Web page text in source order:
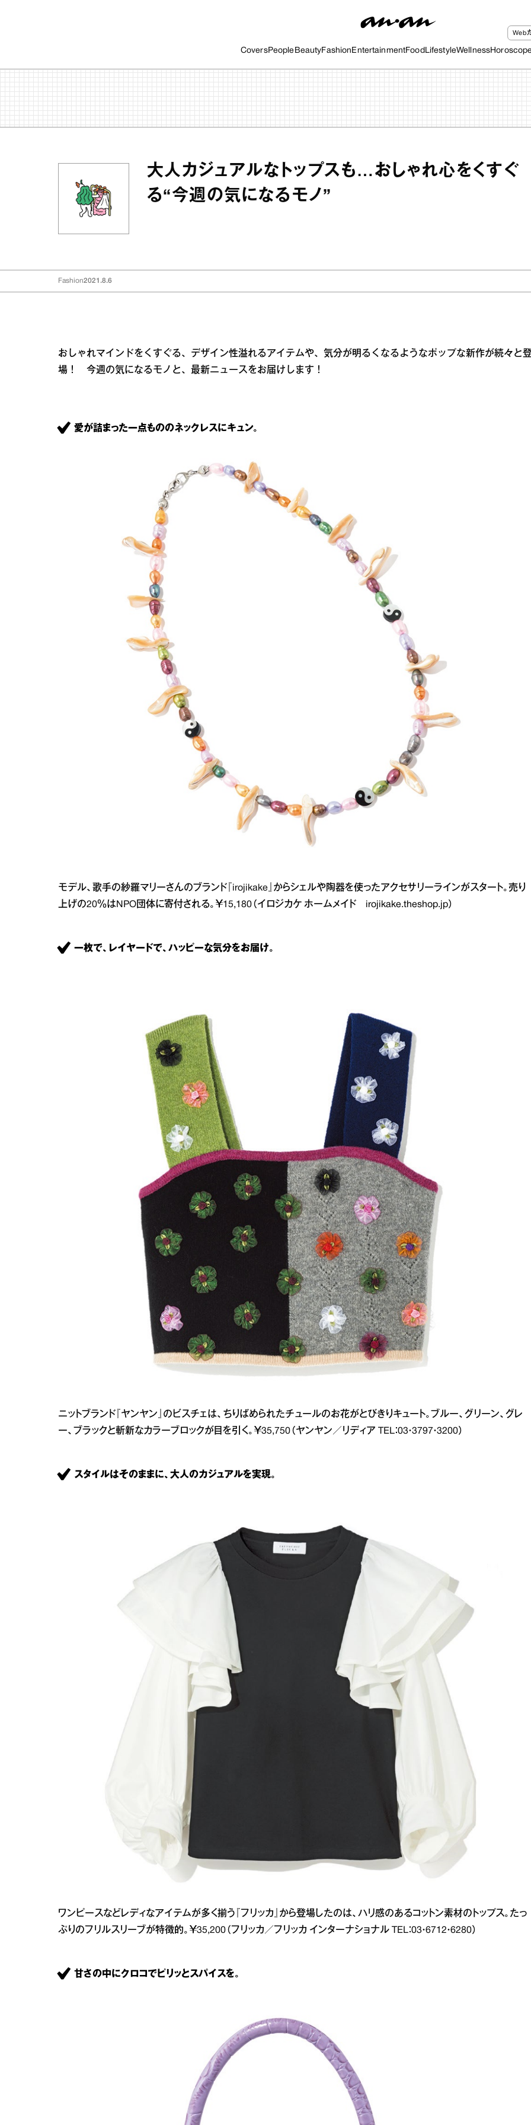
CoversPeople BeautyFashion EntertainmentFood LifestyleWellness
Web
大人カジュアルなトップスも…おしゃれ心をくすぐ
る“今週の気になるモノ”
Fashion2021.8.6
おしゃれマインドをくすぐる、デザイン性溢れるアイテムや、気分が明るくなるようなポップな新作が続々と
場！ 今週の気になるモノと、最新ニュースをお届けします！
愛が詰まった一点もののネックレスにキュン。
モデル、歌手の紗羅マリーさんのブランド『irojikake』からシェルや陶器を使ったアクセサリーラインがスタート。売り
上げの20％はNPO団体に寄付される。￥15,180（イロジカケ ホームメイド irojikake.theshop.jp）
一枚で、レイヤードで、ハッピーな気分をお届け。
ニットブランド『ヤンヤン』のビスチェは、ちりばめられたチュールのお花がとびきりキュート。ブルー、グリーン、グレ
ー、ブラックと斬新なカラーブロックが目を引く。￥35,750（ヤンヤン／リディア TEL：03・3797・3200）
スタイルはそのままに、大人のカジュアルを実現。
ワンピースなどレディなアイテムが多く揃う『フリッカ』から登場したのは、ハリ感のあるコットン素材のトップス。たっ
ぷりのフリルスリーブが特徴的。￥35,200（フリッカ／フリッカ インターナショナル TEL：03・6712・6280）
甘さの中にクロコでピリッとスパイスを。